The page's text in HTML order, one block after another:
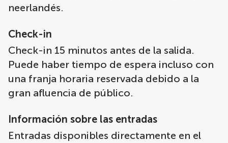
neerlandés.
Check-in
Check-in 15 minutos antes de la salida.
Puede haber tiempo de espera incluso con
una franja horaria reservada debido a la
gran afluencia de público.
Información sobre las entradas
Entradas disponibles directamente en el